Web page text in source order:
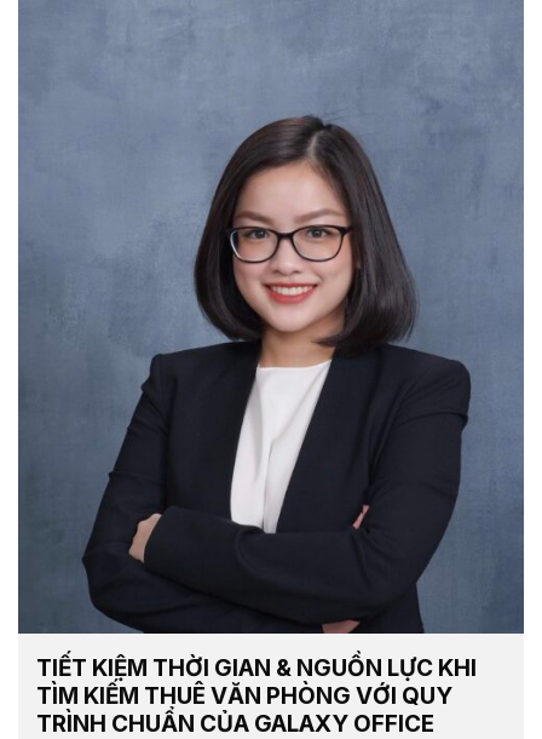
TIẾT KIỆM THỜI GIAN & NGUỒN LỰC KHI
TÌM KIẾM THUÊ VĂN PHÒNG VỚI QUY
TRÌNH CHUẨN CỦA GALAXY OFFICE